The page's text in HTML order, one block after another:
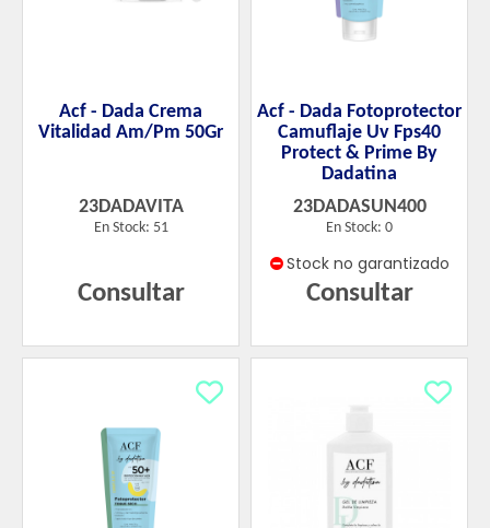
Acf - Dada Crema
Vitalidad Am/Pm 50Gr
23DADAVITA
En Stock: 51
Consultar
Acf - Dada Fotoprotector
Camuflaje Uv Fps40
Protect & Prime By
Dadatina
23DADASUN400
En Stock: 0
Stock no garantizado
Consultar